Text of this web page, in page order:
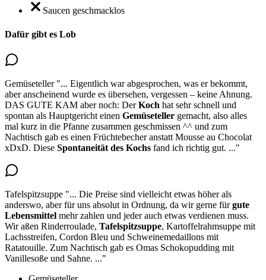
Saucen geschmacklos
Dafür gibt es Lob
Gemüseteller "... Eigentlich war abgesprochen, was er bekommt,
aber anscheinend wurde es übersehen, vergessen – keine Ahnung.
DAS GUTE KAM aber noch: DerKoch hat sehr schnell und
spontan als Hauptgericht einen Gemüseteller gemacht, also alles
mal kurz in die Pfanne zusammen geschmissen ^^ und zum
Nachtisch gab es einen Früchtebecher anstatt Mousse au Chocolat
xDxD. Diese Spontaneität des Kochs fand ich richtig gut. ..."
Tafelspitzsuppe "... Die Preise sind vielleicht etwas höher als
anderswo, aber für uns absolut in Ordnung, da wir gerne fürgute
Lebensmittel mehr zahlen und jeder auch etwas verdienen muss.
Wir aßen Rinderroulade, Tafelspitzsuppe, Kartoffelrahmsuppe mit
Lachsstreifen, Cordon Bleu und Schweinemedaillons mit
Ratatouille. Zum Nachtisch gab es Omas Schokopudding mit
Vanillesoße und Sahne. ..."